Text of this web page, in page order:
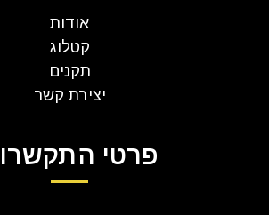
אודות
קטלוג
תקנים
יצירת קשר
פרטי